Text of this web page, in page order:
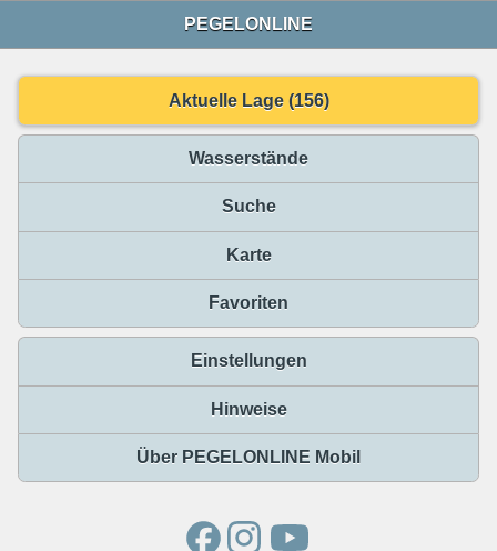
PEGELONLINE
Aktuelle Lage (156)
Wasserstände
Suche
Karte
Favoriten
Einstellungen
Hinweise
Über PEGELONLINE Mobil